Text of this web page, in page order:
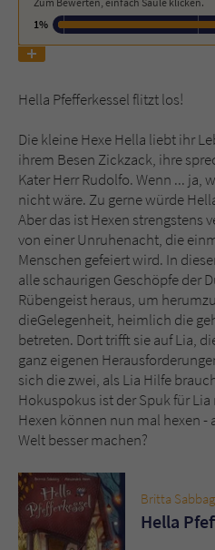
1%
Hella Pfefferkessel flitzt los!
Die kleine Hexe Hella liebt ihr
ihrem Besen Zickzack, ihre
Kater Herr Rudolfo. Wenn ... ja,
nicht wäre. Zu gerne würde
Aber das ist Hexen strengstens
von einer Unruhenacht, die
Menschen gefeiert wird. In
alle schaurigen Geschöpfe der
Rübengeist heraus, um
dieGelegenheit, heimlich die
betreten. Dort trifft sie auf Lia,
ganz eigenen
sich die zwei, als Lia Hilfe
Hokuspokus ist der Spuk für
Hexen können nun mal hexen -
Welt besser machen?
Britta Sabbag
Hella
Name
Zweck Cookie für
Name fe_typo_user
Anbieter Literatur-Couch
Laufzeit Session
Zweck
Dieses Cookie
Kommunikation
Benutzer. Es
Sicherheitscode
überprüfen.